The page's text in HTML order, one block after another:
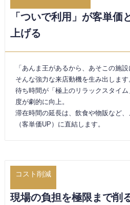
「ついで利用」が客単価
上げる
「あんま王があるから、あそこの施設
そんな強力な来店動機を生み出します
待ち時間が「極上のリラックスタイ
度が劇的に向上。
滞在時間の延長は、飲食や物販など
（客単価UP）に直結します。
コスト削減
現場の負担を極限まで削